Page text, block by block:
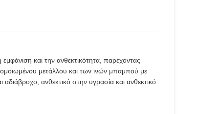
και την ανθεκτικότητα, παρέχοντας
μετάλλου και των ινών μπαμπού με
ανθεκτικό στην υγρασία και ανθεκτικό